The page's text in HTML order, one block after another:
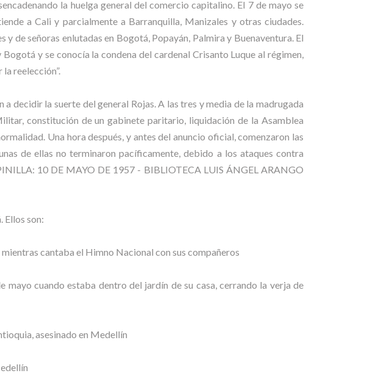
la huelga general del comercio capitalino. El 7 de mayo se
a Cali y parcialmente a Barranquilla, Manizales y otras ciudades.
de señoras enlutadas en Bogotá, Popayán, Palmira y Buenaventura. El
y se conocía la condena del cardenal Crisanto Luque al régimen,
reelección”.
decidir la suerte del general Rojas. A las tres y media de la madrugada
constitución de un gabinete paritario, liquidación de la Asamblea
Una hora después, y antes del anuncio oficial, comenzaron las
de ellas no terminaron pacíficamente, debido a los ataques contra
10 DE MAYO DE 1957 - BIBLIOTECA LUIS ÁNGEL ARANGO
Ellos son:
cantaba el Himno Nacional con sus compañeros
cuando estaba dentro del jardín de su casa, cerrando la verja de
asesinado en Medellín